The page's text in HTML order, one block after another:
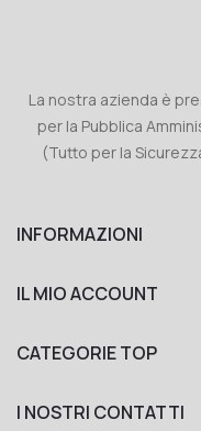
La nostra azienda è
per la Pubblica
(Tutto per la
INFORMAZIONI
IL MIO ACCOUNT
CATEGORIE TOP
I NOSTRI CONTATTI